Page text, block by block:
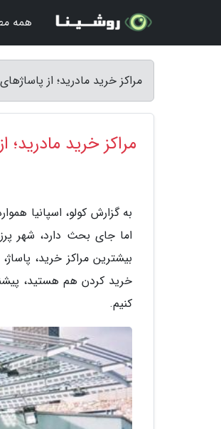
مراکز خرید مادرید؛ از
مراکز خرید مادرید؛
به گزارش کولو، اسپانیا
اما جای بحث دارد، شهر
بیشترین مراکز خرید،
خرید کردن هم هستید،
کنیم.
همه